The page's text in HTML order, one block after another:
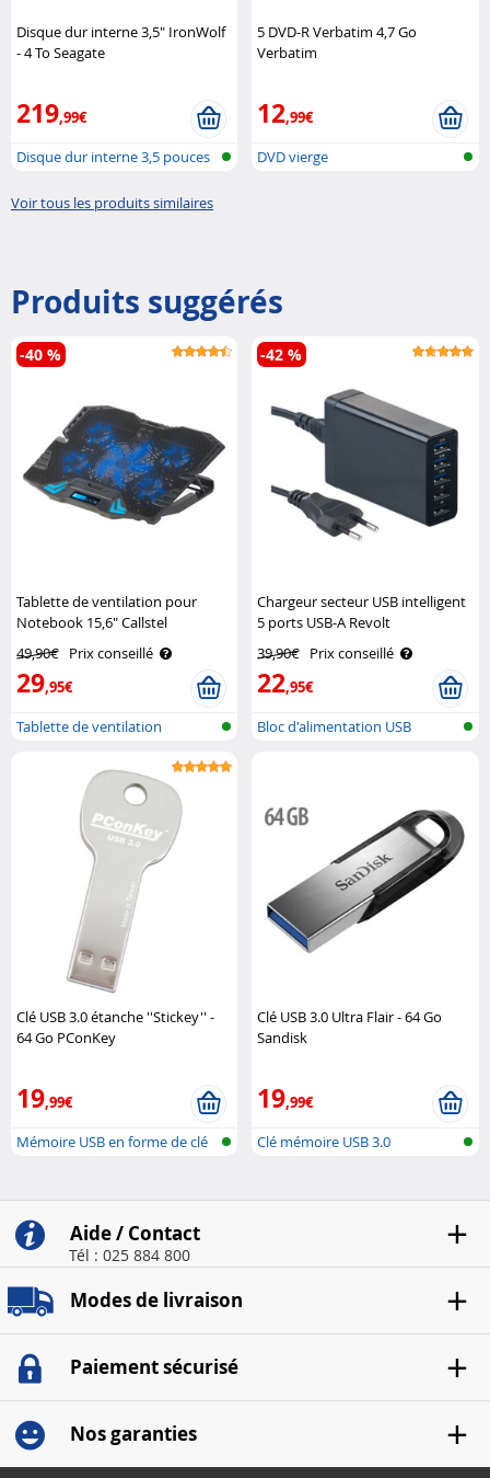
Disque dur interne 3,5" IronWolf
- 4 To Seagate
219,99€
Disque dur interne 3,5 pouces
5 DVD-R Verbatim 4,7 Go
Verbatim
12,99€
DVD vierge
Voir tous les produits similaires
Produits suggérés
Tablette de ventilation pour
Notebook 15,6" Callstel
49,90€ Prix conseillé
29,95€
-40 %
Tablette de ventilation
Chargeur secteur USB intelligent
5 ports USB-A Revolt
39,90€ Prix conseillé
22,95€
-42 %
Bloc d'alimentation USB
Clé USB 3.0 étanche ''Stickey'' -
64 Go PConKey
19,99€
Mémoire USB en forme de clé
Clé USB 3.0 Ultra Flair - 64 Go
Sandisk
19,99€
Clé mémoire USB 3.0
Aide / Contact
Tél : 025 884 800
Modes de livraison
Paiement sécurisé
Nos garanties